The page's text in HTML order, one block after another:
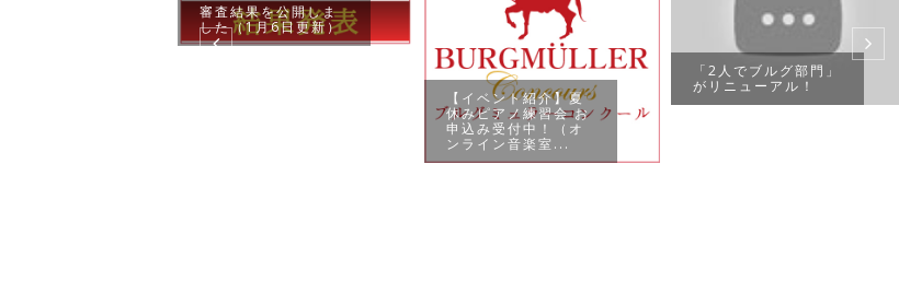
審査結果を公開しま
した（1月6日更新）
【イベント紹介】夏
休みピアノ練習会 お
申込み受付中！（オ
ンライン音楽室...
「2人でブルグ部門」
がリニューアル！